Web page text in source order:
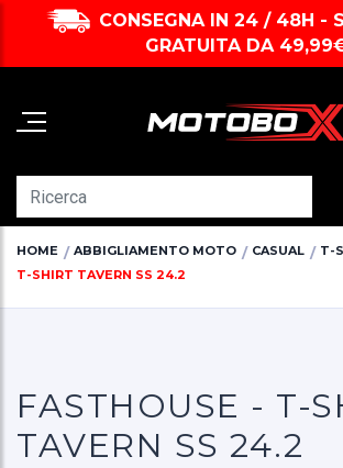
CONSEGNA IN 24 / 48H -
GRATUITA DA
HOME ABBIGLIAMENTO MOTO CASUAL
T-
T-SHIRT TAVERN SS 24.2
FASTHOUSE - T-
TAVERN SS 24.2